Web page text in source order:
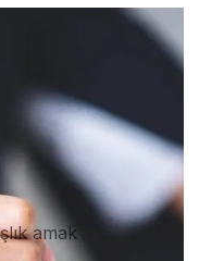
amak